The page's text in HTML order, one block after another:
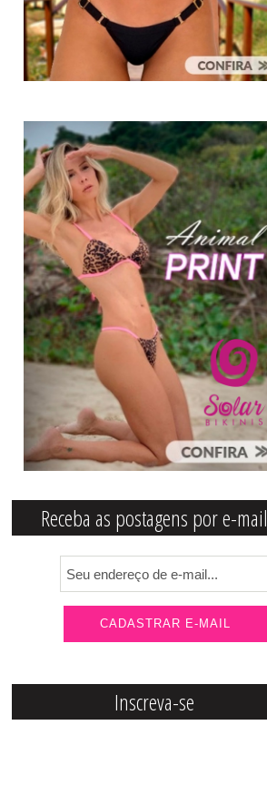
Receba as postagens por e-mail
Inscreva-se